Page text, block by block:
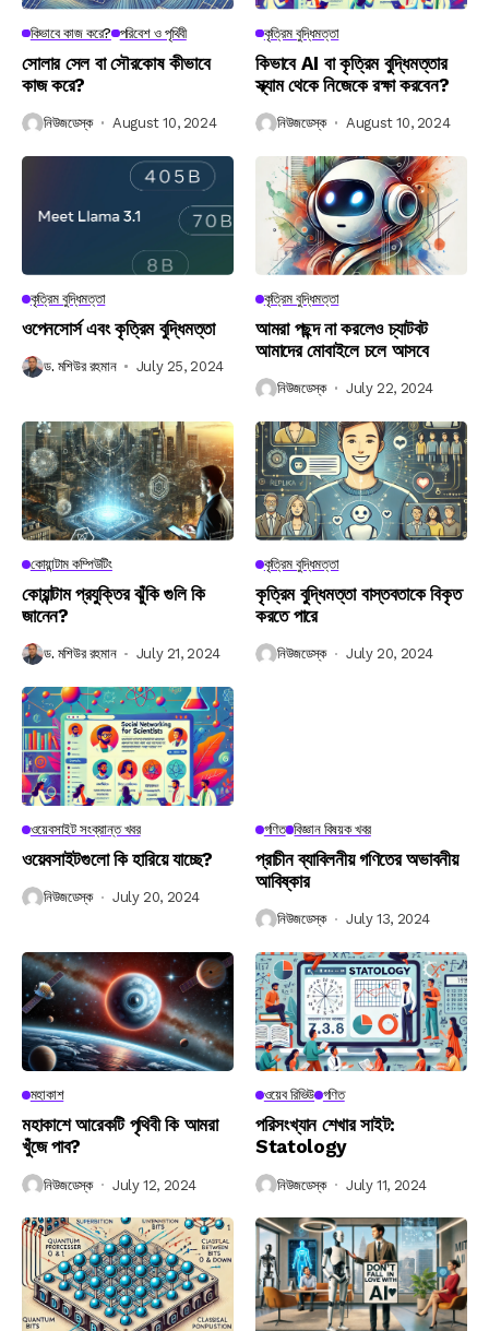
কিভাবে কাজ করে? পরিবেশ ও পৃথিবী
সোলার সেল বা সৌরকোষ কীভাবে
কাজ করে?
নিউজডেস্ক August 10, 2024
কৃত্রিম বুদ্ধিমত্তা
কিভাবে AI বা কৃত্রিম বুদ্ধিমত্তার
স্ক্যাম থেকে নিজেকে রক্ষা করবেন?
নিউজডেস্ক August 10, 2024
কৃত্রিম বুদ্ধিমত্তা
ওপেনসোর্স এবং কৃত্রিম বুদ্ধিমত্তা
ড. মশিউর রহমান July 25, 2024
কৃত্রিম বুদ্ধিমত্তা
আমরা পছন্দ না করলেও চ্যাটবট
আমাদের মোবাইলে চলে আসবে
নিউজডেস্ক July 22, 2024
কোয়ান্টাম কম্পিউটিং
কোয়ান্টাম প্রযুক্তির ঝুঁকি গুলি কি
জানেন?
ড. মশিউর রহমান July 21, 2024
কৃত্রিম বুদ্ধিমত্তা
কৃত্রিম বুদ্ধিমত্তা বাস্তবতাকে বিকৃত
করতে পারে
নিউজডেস্ক July 20, 2024
ওয়েবসাইট সংক্রান্ত খবর
ওয়েবসাইটগুলো কি হারিয়ে যাচ্ছে?
নিউজডেস্ক July 20, 2024
গণিত বিজ্ঞান বিষয়ক খবর
প্রাচীন ব্যাবিলনীয় গণিতের অভাবনীয়
আবিষ্কার
নিউজডেস্ক July 13, 2024
মহাকাশ
মহাকাশে আরেকটি পৃথিবী কি আমরা
খুঁজে পাব?
নিউজডেস্ক July 12, 2024
ওয়েব রিভিউ গণিত
পরিসংখ্যান শেখার সাইট:
Statology
নিউজডেস্ক July 11, 2024